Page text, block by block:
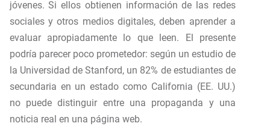
jóvenes. Si ellos obtienen información de las redes
sociales y otros medios digitales, deben aprender a
evaluar apropiadamente lo que leen. El presente
podría parecer poco prometedor: según un estudio de
la Universidad de Stanford, un 82% de estudiantes de
secundaria en un estado como California (EE. UU.)
no puede distinguir entre una propaganda y una
noticia real en una página web.